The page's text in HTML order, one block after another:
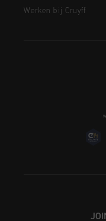
Werken bij Cruyff